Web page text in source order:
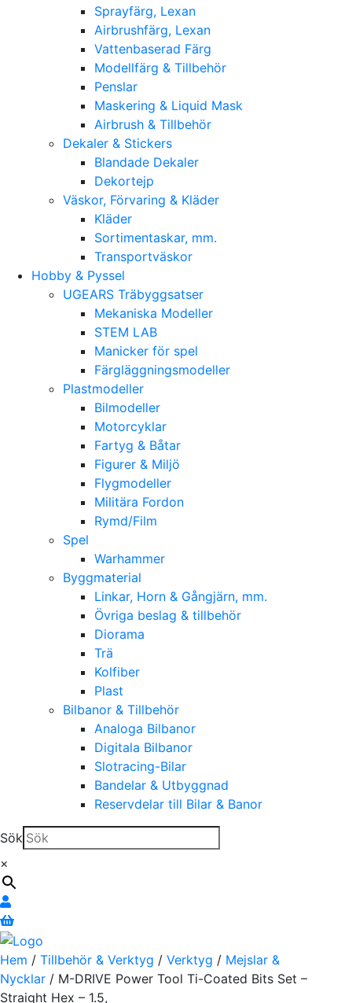
Sprayfärg, Lexan
Airbrushfärg, Lexan
Vattenbaserad Färg
Modellfärg & Tillbehör
Penslar
Maskering & Liquid Mask
Airbrush & Tillbehör
Dekaler & Stickers
Blandade Dekaler
Dekortejp
Väskor, Förvaring & Kläder
Kläder
Sortimentaskar, mm.
Transportväskor
Hobby & Pyssel
UGEARS Träbyggsatser
Mekaniska Modeller
STEM LAB
Manicker för spel
Färgläggningsmodeller
Plastmodeller
Bilmodeller
Motorcyklar
Fartyg & Båtar
Figurer & Miljö
Flygmodeller
Militära Fordon
Rymd/Film
Spel
Warhammer
Byggmaterial
Linkar, Horn & Gångjärn, mm.
Övriga beslag & tillbehör
Diorama
Trä
Kolfiber
Plast
Bilbanor & Tillbehör
Analoga Bilbanor
Digitala Bilbanor
Slotracing-Bilar
Bandelar & Utbyggnad
Reservdelar till Bilar & Banor
Sök
×
Hem / Tillbehör & Verktyg / Verktyg / Mejslar &
Nycklar / M-DRIVE Power Tool Ti-Coated Bits Set –
Straight Hex – 1.5,